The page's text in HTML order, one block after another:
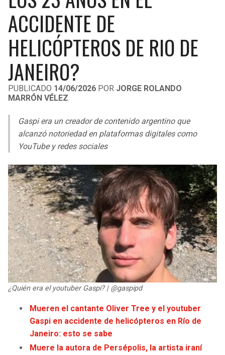
LIGA DE EXPANSIÓN MX
LEAGUES CUP
UEFA EUROPA LEAGUE
UEFA CONFERENCE LEAGUE
MLS
COPA LIBERTADORES
COPA SUDAMERICANA
LIGA BETPLAY
OTRAS LIGAS
RAIDERS
CHARGERS
RAVENS
BROWNS
TEXANS
COLTS
JAGUARS
TITANS
COWBOYS
GIANTS
CAVALIERS
PISTONS
PACERS
HAWKS
HEAT
MAGIC
WIZARDS
WARRIORS
CLIPPERS
LAKERS
ACCIDENTE DE
HELICÓPTEROS DE RIO DE
JANEIRO?
PUBLICADO 14/06/2026 POR JORGE ROLANDO
MARRÓN VÉLEZ
Gaspi era un creador de contenido argentino que
alcanzó notoriedad en plataformas digitales como
YouTube y redes sociales
¿Quién era el youtuber Gaspi? | @gaspipd
Mueren el cantante Oliver Tree y el youtuber
Gaspi en accidente de helicópteros en Río de
Janeiro: esto se sabe
Muere la autora de Persépolis, la artista iraní